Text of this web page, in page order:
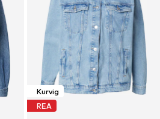
Kurvig
REA